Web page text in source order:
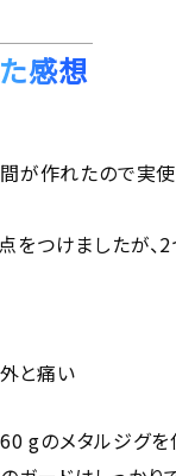
感想
が作れたので実
をつけましたが、
と痛い
gのメタルジグ